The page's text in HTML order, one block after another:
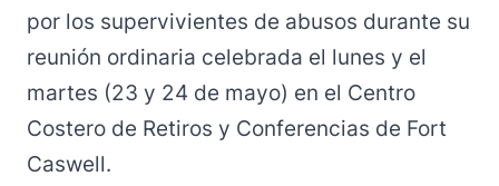
por los supervivientes de abusos durante su
reunión ordinaria celebrada el lunes y el
martes (23 y 24 de mayo) en el Centro
Costero de Retiros y Conferencias de Fort
Caswell.